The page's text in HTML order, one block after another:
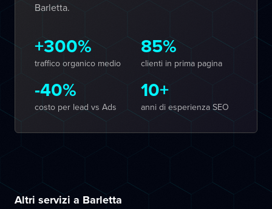
Barletta.
+300%
traffico organico medio
85%
clienti in prima pagina
-40%
costo per lead vs Ads
10+
anni di esperienza SEO
Altri servizi a Barletta